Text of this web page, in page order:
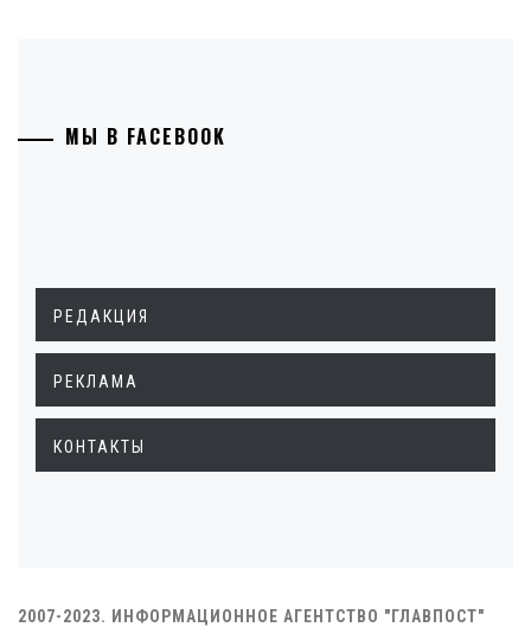
МЫ В FACEBOOK
РЕДАКЦИЯ
РЕКЛАМА
КОНТАКТЫ
2007-2023. ИНФОРМАЦИОННОЕ АГЕНТСТВО "ГЛАВПОСТ"